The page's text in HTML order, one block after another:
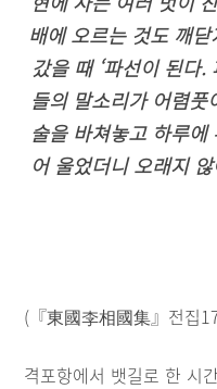
배에 오르는 것도 깨
갔을 때 ‘파선이 된다.
들의 말소리가 어렴
술을 바쳐놓고 하루
어 울었더니 오래지
(『東國李相國集』전집
격포항에서 뱃길로 한 시